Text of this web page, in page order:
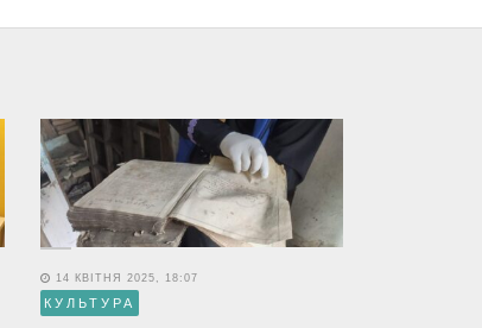
14 КВІТНЯ 2025, 18:07
КУЛЬТУРА